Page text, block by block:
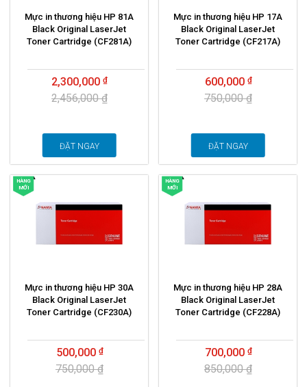
Mực in thương hiệu HP 81A
Black Original LaserJet
Toner Cartridge (CF281A)
2,300,000
2,456,000 ₫
ĐẶT NGAY
Mực in thương hiệu HP 17A
Black Original LaserJet
Toner Cartridge (CF217A)
600,000
750,000 ₫
ĐẶT NGAY
HÀNG
MỚI
Mực in thương hiệu HP 30A
Black Original LaserJet
Toner Cartridge (CF230A)
500,000
750,000 ₫
HÀNG
MỚI
Mực in thương hiệu HP 28A
Black Original LaserJet
Toner Cartridge (CF228A)
700,000
850,000 ₫